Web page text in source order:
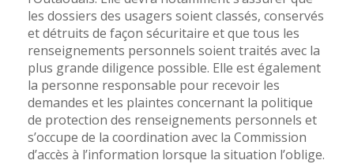
les dossiers des usagers soient classés, conservés
et détruits de façon sécuritaire et que tous les
renseignements personnels soient traités avec la
plus grande diligence possible. Elle est également
la personne responsable pour recevoir les
demandes et les plaintes concernant la politique
de protection des renseignements personnels et
s’occupe de la coordination avec la Commission
d’accès à l’information lorsque la situation l’oblige.